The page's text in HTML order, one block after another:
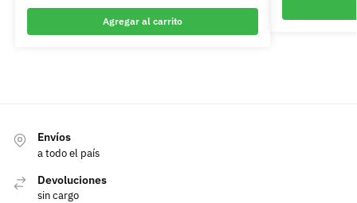
Agregar al carrito
Envíos
a todo el país
Devoluciones
sin cargo